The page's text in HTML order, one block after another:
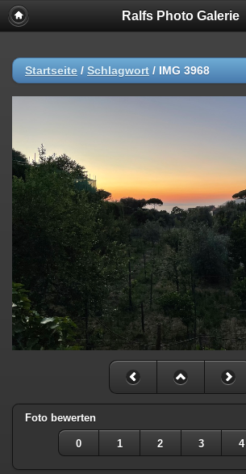
Ralfs Photo Galerie
Startseite / Schlagwort / IMG 3968
Foto bewerten
0 1 2 3 4